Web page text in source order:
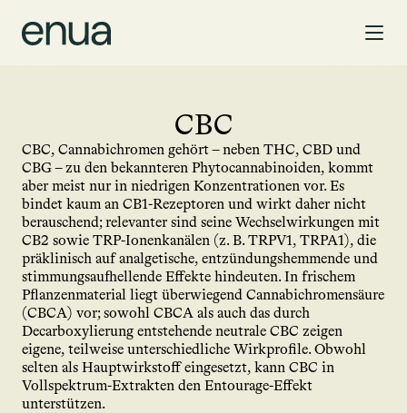
CBC
CBC, Cannabichromen gehört – neben THC, CBD und
CBG – zu den bekannteren Phytocannabinoiden, kommt
aber meist nur in niedrigen Konzentrationen vor. Es
bindet kaum an CB1-Rezeptoren und wirkt daher nicht
berauschend; relevanter sind seine Wechselwirkungen mit
CB2 sowie TRP-Ionenkanälen (z. B. TRPV1, TRPA1), die
präklinisch auf analgetische, entzündungshemmende und
stimmungsaufhellende Effekte hindeuten. In frischem
Pflanzenmaterial liegt überwiegend Cannabichromensäure
(CBCA) vor; sowohl CBCA als auch das durch
Decarboxylierung entstehende neutrale CBC zeigen
eigene, teilweise unterschiedliche Wirkprofile. Obwohl
selten als Hauptwirkstoff eingesetzt, kann CBC in
Vollspektrum-Extrakten den Entourage-Effekt
unterstützen.